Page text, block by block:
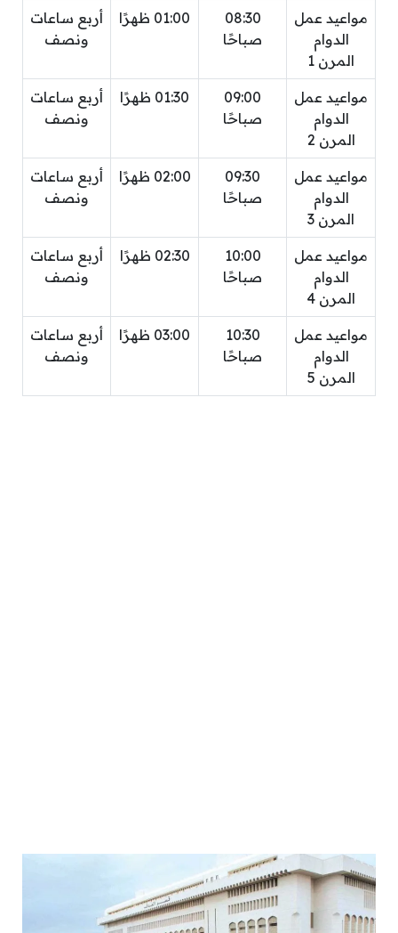
مواعيد عمل
الدوام
المرن 1
08:30
صباحًا
01:00 ظهرًا
أربع ساعات
ونصف
مواعيد عمل
الدوام
المرن 2
09:00
صباحًا
01:30 ظهرًا
أربع ساعات
ونصف
مواعيد عمل
الدوام
المرن 3
09:30
صباحًا
02:00 ظهرًا
أربع ساعات
ونصف
مواعيد عمل
الدوام
المرن 4
10:00
صباحًا
02:30 ظهرًا
أربع ساعات
ونصف
مواعيد عمل
الدوام
المرن 5
10:30
صباحًا
03:00 ظهرًا
أربع ساعات
ونصف